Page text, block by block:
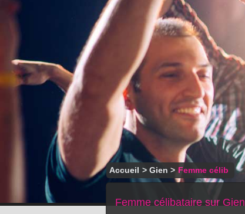
Accueil >Gien > Femme célib
Femme célibataire sur Gien